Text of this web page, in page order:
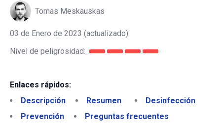
Tomas Meskauskas
03 de Enero de 2023 (actualizado)
Nivel de peligrosidad:
Enlaces rápidos:
Descripción
Resumen
Desinfección
Prevención
Preguntas frecuentes